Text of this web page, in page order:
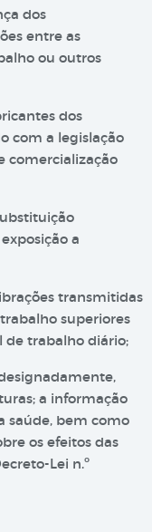
dos
entre as
ou outros
dos
com a legislação
comercialização
a
transmitidas
superiores
trabalho diário;
a informação
saúde, bem como
os efeitos das
Lei n.º